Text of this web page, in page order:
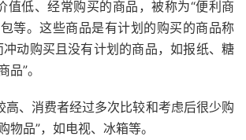
值低、经常购买的商品，被称为“便利商
等。这些商品是有计划的购买的商品称
冲动购买且没有计划的商品，如报纸、糖
品”。
、消费者经过多次比较和考虑后很少购
物品”，如电视、冰箱等。